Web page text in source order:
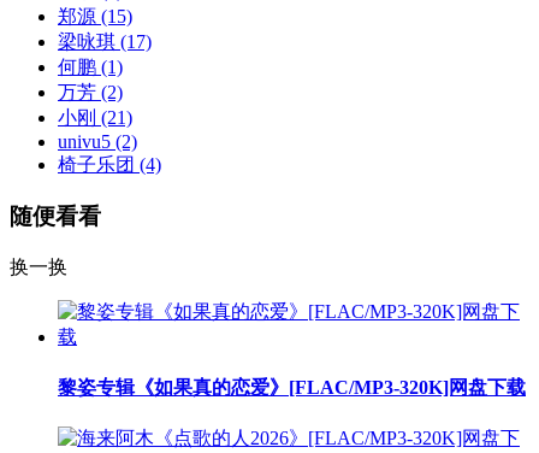
郑源 (15)
梁咏琪 (17)
何鹏 (1)
万芳 (2)
小刚 (21)
univu5 (2)
椅子乐团 (4)
随便看看
换一换
黎姿专辑《如果真的恋爱》[FLAC/MP3-320K]网盘下载